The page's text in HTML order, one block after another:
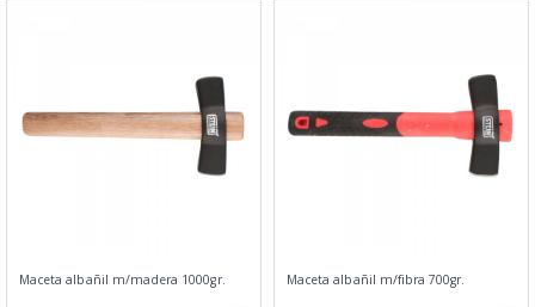
Maceta albañil m/madera 1000gr. Maceta albañil m/fibra 700gr.